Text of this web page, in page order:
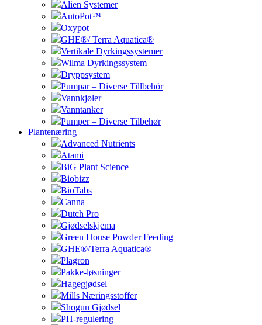
Alien Systemer
AutoPot™
Oxypot
GHE®/ Terra Aquatica®
Vertikale Dyrkingssystemer
Wilma Dyrkingssystem
Dryppsystem
Pumpar – Diverse Tillbehör
Vannkjøler
Vanntanker
Pumper – Diverse Tilbehør
Plantenæring
Advanced Nutrients
Atami
BiG Plant Science
Biobizz
BioTabs
Canna
Dutch Pro
Gjødselskjema
Green House Powder Feeding
GHE®/Terra Aquatica®
Plagron
Pakke-løsninger
Hagegjødsel
Mills Næringsstoffer
Shogun Gjødsel
PH-regulering